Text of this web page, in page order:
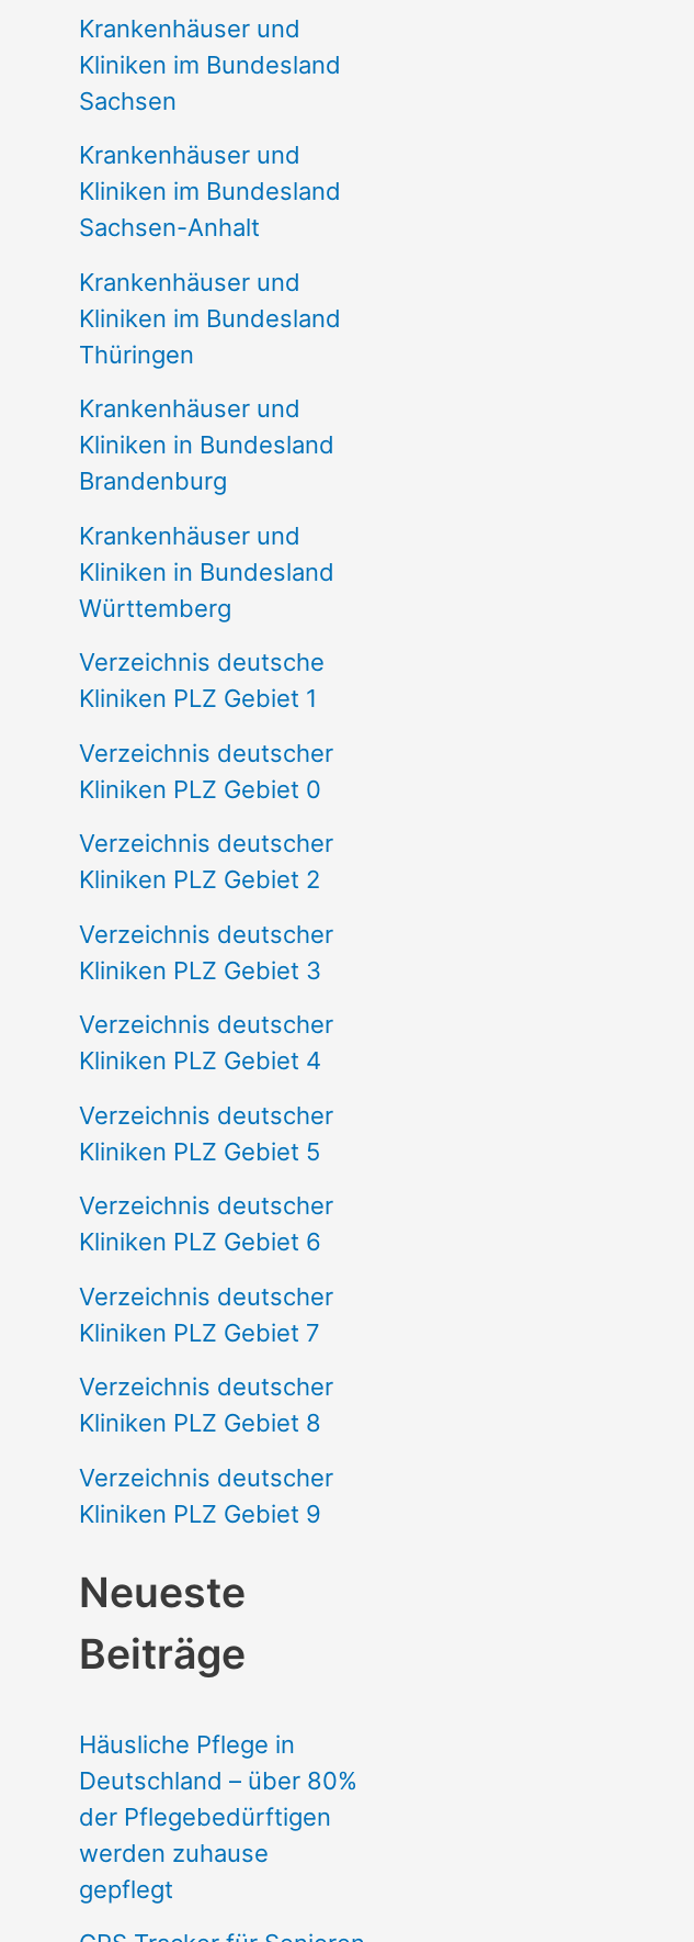
Krankenhäuser und
Kliniken im Bundesland
Sachsen
Krankenhäuser und
Kliniken im Bundesland
Sachsen-Anhalt
Krankenhäuser und
Kliniken im Bundesland
Thüringen
Krankenhäuser und
Kliniken in Bundesland
Brandenburg
Krankenhäuser und
Kliniken in Bundesland
Württemberg
Verzeichnis deutsche
Kliniken PLZ Gebiet 1
Verzeichnis deutscher
Kliniken PLZ Gebiet 0
Verzeichnis deutscher
Kliniken PLZ Gebiet 2
Verzeichnis deutscher
Kliniken PLZ Gebiet 3
Verzeichnis deutscher
Kliniken PLZ Gebiet 4
Verzeichnis deutscher
Kliniken PLZ Gebiet 5
Verzeichnis deutscher
Kliniken PLZ Gebiet 6
Verzeichnis deutscher
Kliniken PLZ Gebiet 7
Verzeichnis deutscher
Kliniken PLZ Gebiet 8
Verzeichnis deutscher
Kliniken PLZ Gebiet 9
Neueste
Beiträge
Häusliche Pflege in
Deutschland – über 80%
der Pflegebedürftigen
werden zuhause
gepflegt